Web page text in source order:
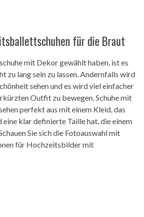
für die Braut
mit Dekor gewählt haben, ist es
zu lang sein zu lassen. Andernfalls wird
sehen und es wird viel einfacher
Outfit zu bewegen. Schuhe mit
perfekt aus mit einem Kleid, das
eine klar definierte Taille hat, die einem
Sie sich die Fotoauswahl mit
für Hochzeitsbilder mit